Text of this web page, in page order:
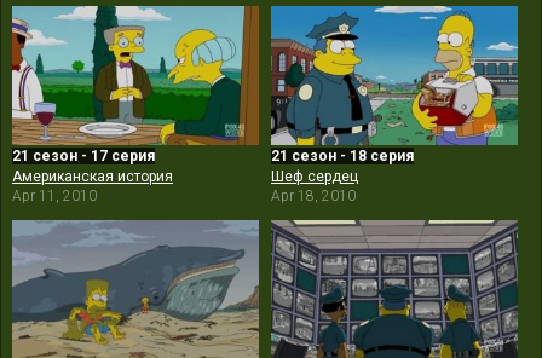
21 сезон - 17 серия
Американская история
Apr 11, 2010
21 сезон - 18 серия
Шеф сердец
Apr 18, 2010